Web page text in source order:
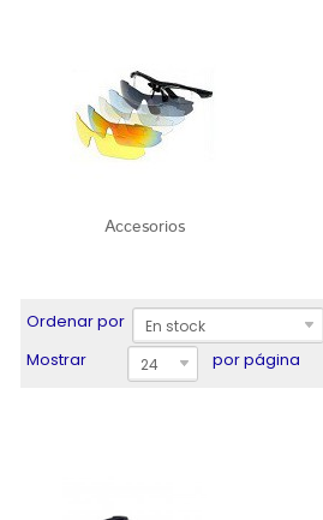
Accesorios
Ordenar por En stock
Mostrar 24 por página